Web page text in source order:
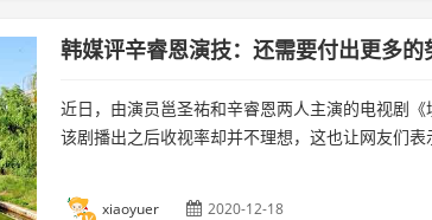
韩媒评辛睿恩演技：还需要付出更多的
近日，由演员邕圣祐和辛睿恩两人主演的电视剧
该剧播出之后收视率却并不理想，这也让网友们
xiaoyuer 2020-12-18